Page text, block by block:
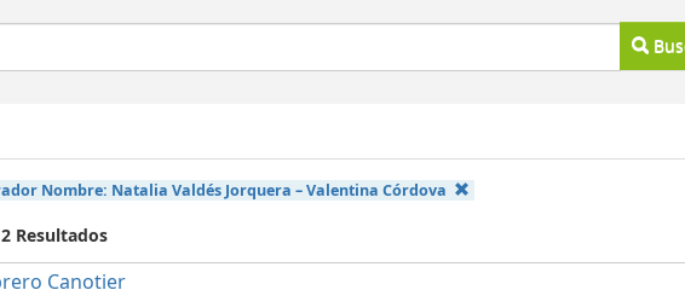
Nombre: Natalia Valdés Jorquera – Valentina Córdova
Resultados
Canotier